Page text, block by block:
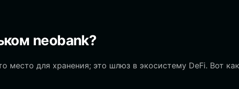
neobank?
для хранения; это шлюз в экосистему DeFi. Вот